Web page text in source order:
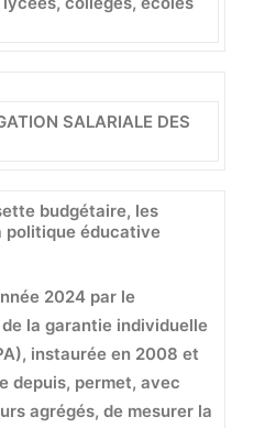
SALARIALE DES
budgétaire, les
politique éducative
2024 par le
la garantie individuelle
instaurée en 2008 et
depuis, permet, avec
agrégés, de mesurer la